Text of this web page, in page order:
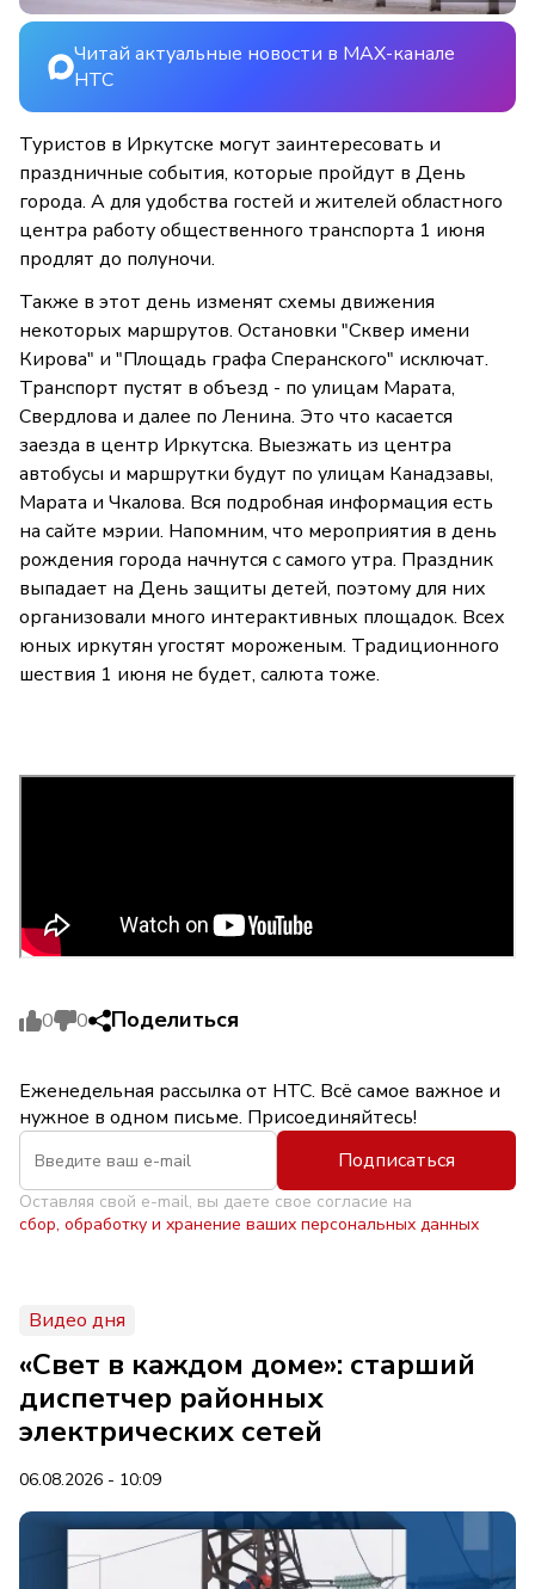
Читай актуальные новости в MAX-канале
НТС
Туристов в Иркутске могут заинтересовать и
праздничные события, которые пройдут в День
города. А для удобства гостей и жителей областного
центра работу общественного транспорта 1 июня
продлят до полуночи.
Также в этот день изменят схемы движения
некоторых маршрутов. Остановки "Сквер имени
Кирова" и "Площадь графа Сперанского" исключат.
Транспорт пустят в объезд - по улицам Марата,
Свердлова и далее по Ленина. Это что касается
заезда в центр Иркутска. Выезжать из центра
автобусы и маршрутки будут по улицам Канадзавы,
Марата и Чкалова. Вся подробная информация есть
на сайте мэрии. Напомним, что мероприятия в день
рождения города начнутся с самого утра. Праздник
выпадает на День защиты детей, поэтому для них
организовали много интерактивных площадок. Всех
юных иркутян угостят мороженым. Традиционного
шествия 1 июня не будет, салюта тоже.
0 0 Поделиться
Еженедельная рассылка от НТС. Всё самое важное и
нужное в одном письме. Присоединяйтесь!
Подписаться
Оставляя свой e-mail, вы даете свое согласие на
сбор, обработку и хранение ваших персональных данных
Видео дня
«Свет в каждом доме»: старший
диспетчер районных
электрических сетей
06.08.2026 - 10:09